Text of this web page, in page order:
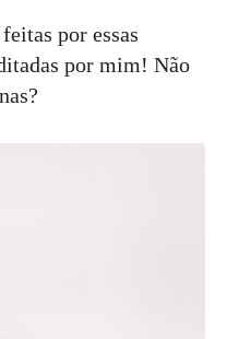
por essas
por mim! Não